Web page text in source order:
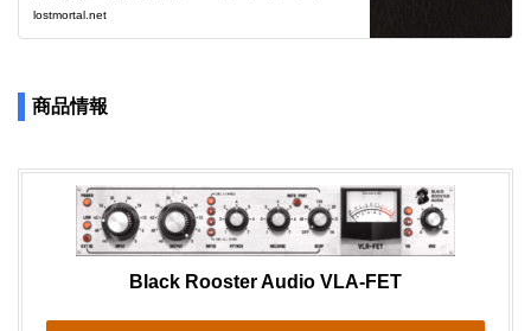
す。
lostmortal.net
商品情報
Black Rooster Audio VLA-FET